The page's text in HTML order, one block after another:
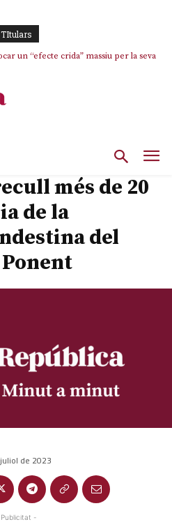
TItulars
un “efecte crida” massiu per la seva
més de 20
de la
del
de 2023
-